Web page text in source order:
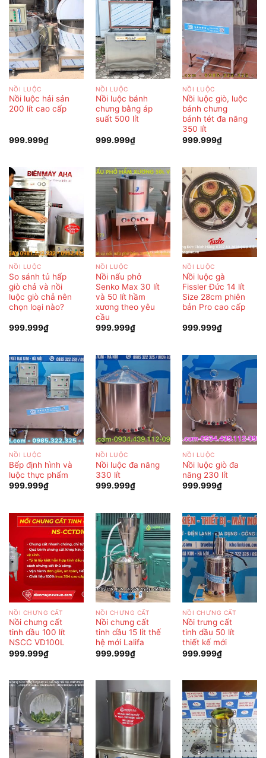
NỒI LUỘC
Nồi luộc hải sản
200 lít cao cấp
999.999₫
NỒI LUỘC
Nồi luộc bánh
chưng bằng áp
suất 500 lít
999.999₫
NỒI LUỘC
Nồi luộc giò, luộc
bánh chưng
bánh tét đa năng
350 lít
999.999₫
NỒI LUỘC
So sánh tủ hấp
giò chả và nồi
luộc giò chả nên
chọn loại nào?
999.999₫
NỒI LUỘC
Nồi nấu phở
Senko Max 30 lít
và 50 lít hầm
xương theo yêu
cầu
999.999₫
NỒI LUỘC
Nồi luộc gà
Fissler Đức 14 lít
Size 28cm phiên
bản Pro cao cấp
999.999₫
NỒI LUỘC
Bếp định hình và
luộc thực phẩm
999.999₫
NỒI LUỘC
Nồi luộc đa năng
330 lít
999.999₫
NỒI LUỘC
Nồi luộc giò đa
năng 230 lít
999.999₫
NỒI CHƯNG CẤT
Nồi chưng cất
tinh dầu 100 lít
NSCC VD100L
999.999₫
NỒI CHƯNG CẤT
Nồi chưng cất
tinh dầu 15 lít thế
hệ mới Lalifa
999.999₫
NỒI CHƯNG CẤT
Nồi trưng cất
tinh dầu 50 lít
thiết kế mới
999.999₫